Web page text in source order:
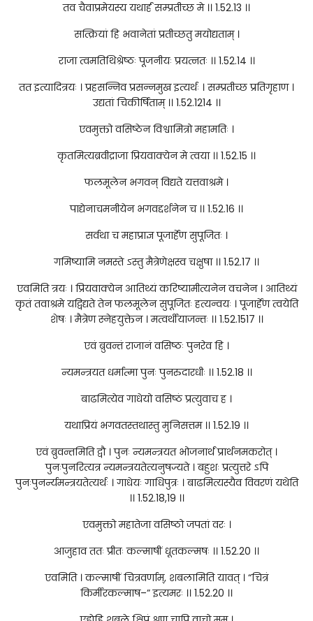
तव चैवाप्रमेयस्य यथार्हं सम्प्रतीच्छ मे ।। 1.52.13 ।।
सत्क्रियां हि भवानेतां प्रतीच्छतु मयोद्यताम् ।
राजा त्वमतिथिश्रेष्ठः पूजनीयः प्रयत्नतः ।। 1.52.14 ।।
तत इत्यादित्रयः । प्रहसन्निव प्रसन्नमुख इत्यर्थः । सम्प्रतीच्छ प्रतिगृहाण ।
उद्यतां चिकीर्षिताम् ।। 1.52.1214 ।।
एवमुक्तो वसिष्ठेन विश्वामित्रो महामतिः ।
कृतमित्यब्रवीद्राजा प्रियवाक्येन मे त्वया ।। 1.52.15 ।।
फलमूलेन भगवन् विद्यते यत्तवाश्रमे ।
पाद्येनाचमनीयेन भगवद्दर्शनेन च ।। 1.52.16 ।।
सर्वथा च महाप्राज्ञ पूजार्हेण सुपूजितः ।
गमिष्यामि नमस्ते ऽस्तु मैत्रेणेक्षस्व चक्षुषा ।। 1.52.17 ।।
एवमिति त्रयः । प्रियवाक्येन आतिथ्यं करिष्यामीत्यनेन वचनेन । आतिथ्यं
कृतं तवाश्रमे यद्विद्यते तेन फलमूलेन सुपूजितः हत्यन्वयः । पूजार्हेण त्वयेति
शेषः । मैत्रेण स्नेहयुक्तेन । मत्वर्थीयाजन्तः ।। 1.52.1517 ।।
एवं ब्रुवन्तं राजानं वसिष्ठः पुनरेव हि ।
न्यमन्त्रयत धर्मात्मा पुनः पुनरुदारधीः ।। 1.52.18 ।।
बाढमित्येव गाधेयो वसिष्ठं प्रत्युवाच ह ।
यथाप्रियं भगवतस्तथास्तु मुनिसत्तम ।। 1.52.19 ।।
एवं ब्रुवन्तमिति द्वौ । पुनः न्यमन्त्रयत भोजनार्थं प्रार्थनमकरोत् ।
पुनःपुनरित्यत्र न्यमन्त्रयतेत्यनुषज्यते । बहुशः प्रत्युत्तरे ऽपि
पुनःपुनर्न्यमन्त्रयतेत्यर्थः । गाधेयः गाधिपुत्रः । बाढमित्यस्यैव विवरणं यथेति
।। 1.52.18,19 ।।
एवमुक्तो महातेजा वसिष्ठो जपतां वरः ।
आजुहाव ततः प्रीतः कल्माषीं धूतकल्मषः ।। 1.52.20 ।।
एवमिति । कल्माषीं चित्रवर्णाम्, शबलामिति यावत् । “चित्रं
किर्मीरकल्माष–” इत्यमरः ।। 1.52.20 ।।